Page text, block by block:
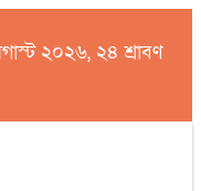
২০২৬, ২৪ শ্রাবণ